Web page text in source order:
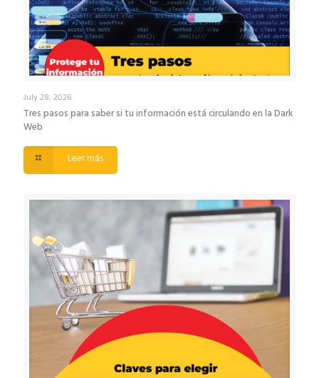
July 28, 2026
Tres pasos para saber si tu información está circulando en la Dark
Web
Leer más